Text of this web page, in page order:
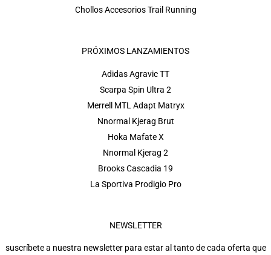
Chollos Accesorios Trail Running
PRÓXIMOS LANZAMIENTOS
Adidas Agravic TT
Scarpa Spin Ultra 2
Merrell MTL Adapt Matryx
Nnormal Kjerag Brut
Hoka Mafate X
Nnormal Kjerag 2
Brooks Cascadia 19
La Sportiva Prodigio Pro
NEWSLETTER
suscríbete a nuestra newsletter para estar al tanto de cada oferta que